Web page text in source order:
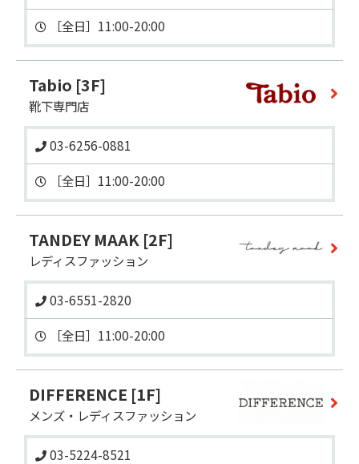
Tabio [3F]
靴下専門店
03-6256-0881
TANDEY MAAK [2F]
レディスファッション
03-6551-2820
DIFFERENCE [1F]
メンズ・レディスファッション
03-5224-8521